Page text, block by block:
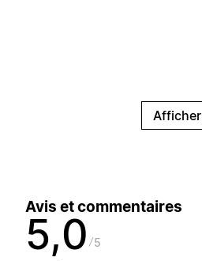
Afficher
Avis et commentaires
5,0 5